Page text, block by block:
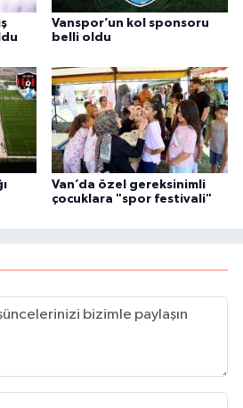
Vanspor’un kol sponsoru
belli oldu
Van’da özel gereksinimli
çocuklara "spor festivali"